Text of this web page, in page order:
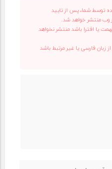
توسط شما، پس از تایید
وب منتشر خواهد شد.
یا افترا باشد منتشر نخواهد
زبان فارسی یا غیر مرتبط باشد